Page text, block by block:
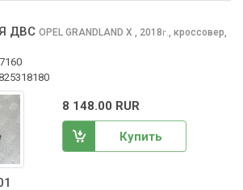
ДВС OPEL GRANDLAND X , 2018г., кроссовер,
8 148.00 RUR
Купить